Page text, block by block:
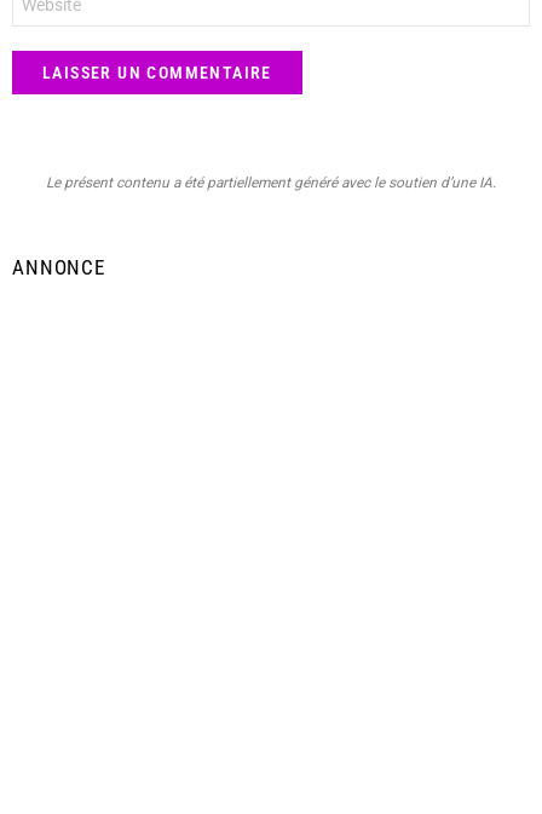
web
Le présent contenu a été partiellement généré avec le soutien d’une IA.
ANNONCE